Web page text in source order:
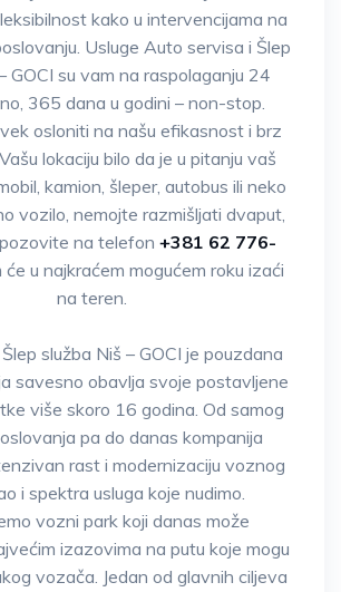
kako u intervencijama na
Usluge Auto servisa i Šlep
GOCI su vam na raspolaganju 24
365 dana u godini – non-stop.
osloniti na našu efikasnost i brz
lokaciju bilo da je u pitanju vaš
kamion, šleper, autobus ili neko
vozilo, nemojte razmišljati dvaput,
na telefon +381 62 776-
će u najkraćem mogućem roku izaći
na teren.
služba Niš – GOCI je pouzdana
savesno obavlja svoje postavljene
više skoro 16 godina. Od samog
pa do danas kompanija
rast i modernizaciju voznog
i spektra usluga koje nudimo.
vozni park koji danas može
izazovima na putu koje mogu
vozača. Jedan od glavnih ciljeva